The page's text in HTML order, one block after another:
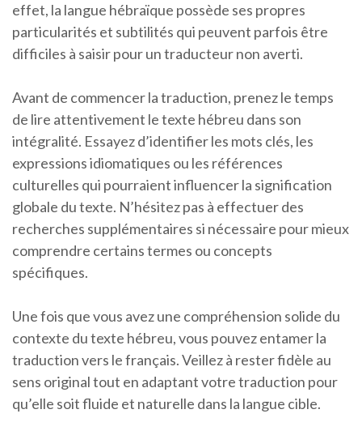
effet, la langue hébraïque possède ses propres
particularités et subtilités qui peuvent parfois être
difficiles à saisir pour un traducteur non averti.
Avant de commencer la traduction, prenez le temps
de lire attentivement le texte hébreu dans son
intégralité. Essayez d’identifier les mots clés, les
expressions idiomatiques ou les références
culturelles qui pourraient influencer la signification
globale du texte. N’hésitez pas à effectuer des
recherches supplémentaires si nécessaire pour mieux
comprendre certains termes ou concepts
spécifiques.
Une fois que vous avez une compréhension solide du
contexte du texte hébreu, vous pouvez entamer la
traduction vers le français. Veillez à rester fidèle au
sens original tout en adaptant votre traduction pour
qu’elle soit fluide et naturelle dans la langue cible.